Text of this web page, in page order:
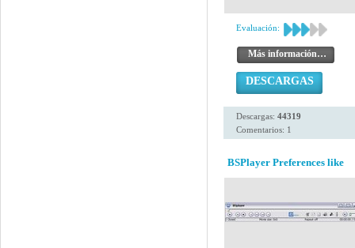
Evaluación:
Más información…
DESCARGAS
Descargas: 44319
Comentarios: 1
BSPlayer Preferences like